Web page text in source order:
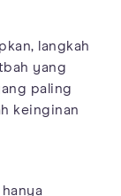
langkah
yang
paling
keinginan